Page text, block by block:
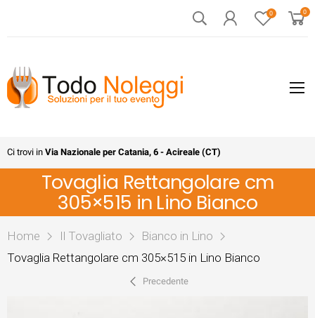
0 0
Ci trovi in Via Nazionale per Catania, 6 - Acireale (CT)
Tovaglia Rettangolare cm
305×515 in Lino Bianco
Home Il Tovagliato
Bianco in Lino
Tovaglia Rettangolare cm 305×515 in Lino Bianco
Precedente